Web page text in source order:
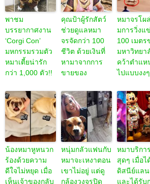
พาชม
บรรยากาศงาน
‘Corgi Con’
มหกรรมรวมตัว
หมาเตี้ยน่ารัก
กว่า 1,000 ตัว!!
คุณป้าผู้รักสัตว์
ช่วยดูแลหมา
จรจัดกว่า 100
ชีวิต ด้วยเงินที่
หามาจากการ
ขายของ
หมาจรโผ
มการวิ่งแ
100 เมตร
มหาวิทยา
คว้าตำแห
ไปแบบงงๆ
น้องหมาหูหนวก
ร้องด้วยความ
ดีใจไม่หยุด เมื่อ
เห็นเจ้าของกลับ
หนุ่มกลัวแฟนกับ
หมาจะเหงาตอน
เขาไม่อยู่ แต่ดู
กล้องวงจรปิด
หมาบริกา
สุดๆ เมื่อไ
ดิสนีย์แล
และได้รับ